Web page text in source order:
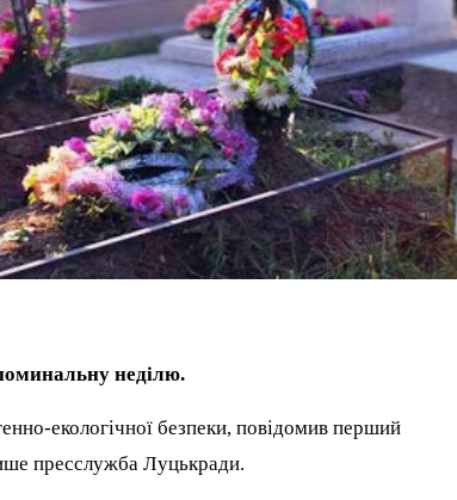
неділю.
екологічної безпеки, повідомив перший
пресслужба Луцькради.